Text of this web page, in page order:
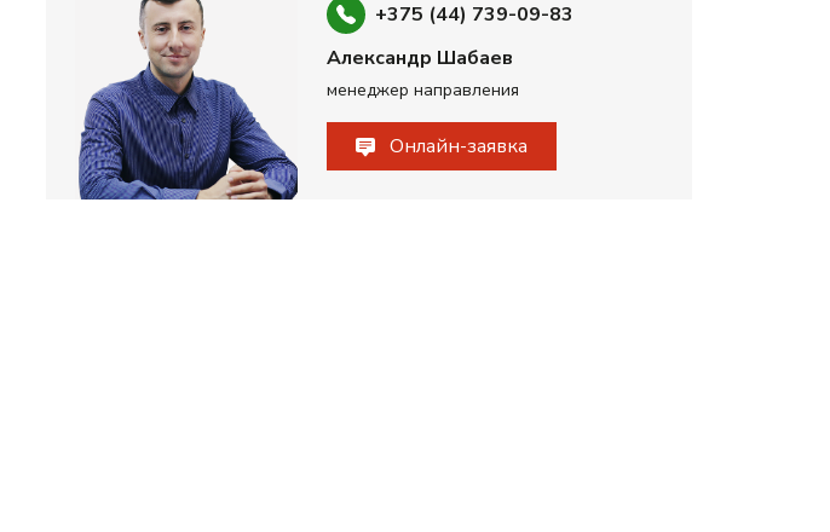
+375 (44) 739-09-83
Александр Шабаев
менеджер направления
Онлайн-заявка